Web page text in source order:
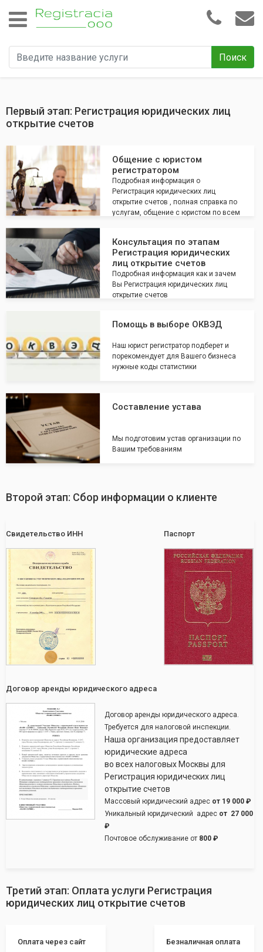
Поиск
Первый этап: Регистрация юридических лиц
открытие счетов
Общение с юристом
регистратором
Подробная информация о
Регистрация юридических лиц
открытие счетов , полная справка по
услугам, общение с юристом по всем
Консультация по этапам
Регистрация юридических
лиц открытие счетов
Подробная информация как и зачем
Вы Регистрация юридических лиц
открытие счетов
Помощь в выборе ОКВЭД
Наш юрист регистратор подберет и
порекомендует для Вашего бизнеса
нужные коды статистики
Составление устава
Мы подготовим устав организации по
Вашим требованиям
Второй этап: Сбор информации о клиенте
Свидетельство ИНН Паспорт
Договор аренды юридического адреса
Договор аренды юридического адреса.
Требуется для налоговой инспекции.
Наша организация предоставляет
юридические адреса
во всех налоговых Москвы для
Регистрация юридических лиц
открытие счетов
Массовый юридический адрес от 19 000 ₽
Уникальный юридический адрес от 27 000
₽
Почтовое обслуживание от 800 ₽
Третий этап: Оплата услуги Регистрация
юридических лиц открытие счетов
Оплата через сайт Безналичная оплата